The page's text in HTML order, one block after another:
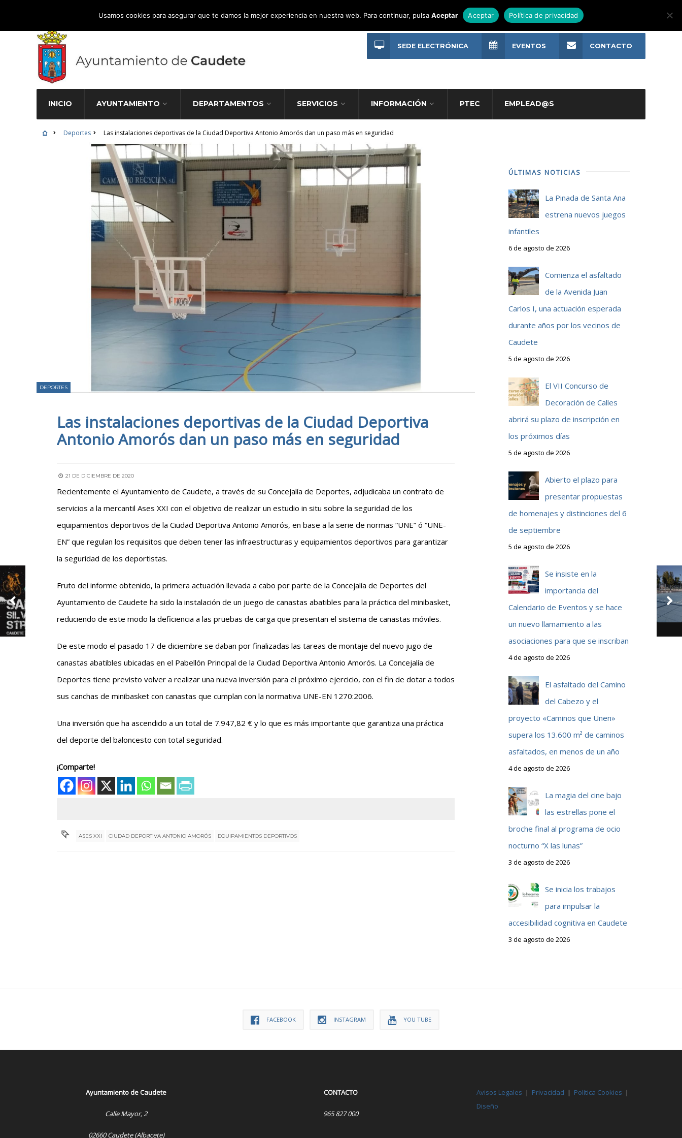
Atención Ciudadana 965 827 000
INICIO AYUNTAMIENTO DEPARTAMENTOS SERVICIOS INFORMACIÓN PTEC EMPLEAD@S
SEDE ELECTRÓNICA EVENTOS CONTACTO
Deportes Las instalaciones deportivas de la Ciudad Deportiva Antonio Amorós dan un paso más en seguridad
DEPORTES
Las instalaciones deportivas de la Ciudad Deportiva
Antonio Amorós dan un paso más en seguridad
21 DE DICIEMBRE DE 2020
Recientemente el Ayuntamiento de Caudete, a través de su Concejalía de Deportes, adjudicaba un contrato de
servicios a la mercantil Ases XXI con el objetivo de realizar un estudio in situ sobre la seguridad de los
equipamientos deportivos de la Ciudad Deportiva Antonio Amorós, en base a la serie de normas “UNE” ó “UNE-
EN” que regulan los requisitos que deben tener las infraestructuras y equipamientos deportivos para garantizar
la seguridad de los deportistas.
Fruto del informe obtenido, la primera actuación llevada a cabo por parte de la Concejalía de Deportes del
Ayuntamiento de Caudete ha sido la instalación de un juego de canastas abatibles para la práctica del minibasket,
reduciendo de este modo la deficiencia a las pruebas de carga que presentan el sistema de canastas móviles.
De este modo el pasado 17 de diciembre se daban por finalizadas las tareas de montaje del nuevo jugo de
canastas abatibles ubicadas en el Pabellón Principal de la Ciudad Deportiva Antonio Amorós. La Concejalía de
Deportes tiene previsto volver a realizar una nueva inversión para el próximo ejercicio, con el fin de dotar a todos
sus canchas de minibasket con canastas que cumplan con la normativa UNE-EN 1270:2006.
Una inversión que ha ascendido a un total de 7.947,82 € y lo que es más importante que garantiza una práctica
del deporte del baloncesto con total seguridad.
¡Comparte!
ASES XXI CIUDAD DEPORTIVA ANTONIO AMORÓS EQUIPAMIENTOS DEPORTIVOS
ÚLTIMAS NOTICIAS
La Pinada de Santa Ana
estrena nuevos juegos
infantiles
6 de agosto de 2026
Comienza el asfaltado
de la Avenida Juan
Carlos I, una actuación esperada
durante años por los vecinos de
Caudete
5 de agosto de 2026
El VII Concurso de
Decoración de Calles
abrirá su plazo de inscripción en
los próximos días
5 de agosto de 2026
Abierto el plazo para
presentar propuestas
de homenajes y distinciones del 6
de septiembre
5 de agosto de 2026
Se insiste en la
importancia del
Calendario de Eventos y se hace
un nuevo llamamiento a las
asociaciones para que se inscriban
4 de agosto de 2026
El asfaltado del Camino
del Cabezo y el
proyecto «Caminos que Unen»
supera los 13.600 m² de caminos
asfaltados, en menos de un año
4 de agosto de 2026
La magia del cine bajo
las estrellas pone el
broche final al programa de ocio
nocturno “X las lunas”
3 de agosto de 2026
Se inicia los trabajos
para impulsar la
accesibilidad cognitiva en Caudete
3 de agosto de 2026
FACEBOOK INSTAGRAM YOU TUBE
Ayuntamiento de Caudete
Calle Mayor, 2
02660 Caudete (Albacete)
CONTACTO
965 827 000
Avisos Legales | Privacidad | Política Cookies |
Diseño
Usamos cookies para asegurar que te damos la mejor experiencia en nuestra web. Para continuar, pulsaAceptar Aceptar Política de privacidad